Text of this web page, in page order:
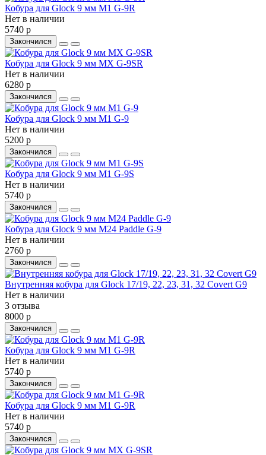
Кобура для Glock 9 мм M1 G-9R
Нет в наличии
5740 р
Закончился
Кобура для Glock 9 мм MX G-9SR
Нет в наличии
6280 р
Закончился
Кобура для Glock 9 мм M1 G-9
Нет в наличии
5200 р
Закончился
Кобура для Glock 9 мм M1 G-9S
Нет в наличии
5740 р
Закончился
Кобура для Glock 9 мм M24 Paddle G-9
Нет в наличии
2760 р
Закончился
Внутренняя кобура для Glock 17/19, 22, 23, 31, 32 Covert G9
Нет в наличии
3 отзыва
8000 р
Закончился
Кобура для Glock 9 мм M1 G-9R
Нет в наличии
5740 р
Закончился
Кобура для Glock 9 мм M1 G-9R
Нет в наличии
5740 р
Закончился